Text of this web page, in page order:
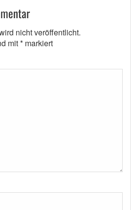
nicht veröffentlicht.
mit* markiert